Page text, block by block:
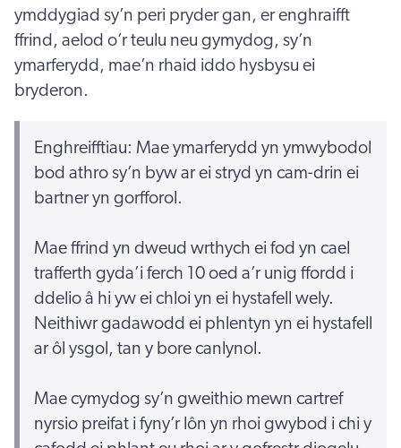
ymddygiad sy’n peri pryder gan, er enghraifft
ffrind, aelod o’r teulu neu gymydog, sy’n
ymarferydd, mae’n rhaid iddo hysbysu ei
bryderon.
Enghreifftiau: Mae ymarferydd yn ymwybodol
bod athro sy’n byw ar ei stryd yn cam-drin ei
bartner yn gorfforol.
Mae ffrind yn dweud wrthych ei fod yn cael
trafferth gyda’i ferch 10 oed a’r unig ffordd i
ddelio â hi yw ei chloi yn ei hystafell wely.
Neithiwr gadawodd ei phlentyn yn ei hystafell
ar ôl ysgol, tan y bore canlynol.
Mae cymydog sy’n gweithio mewn cartref
nyrsio preifat i fyny’r lôn yn rhoi gwybod i chi y